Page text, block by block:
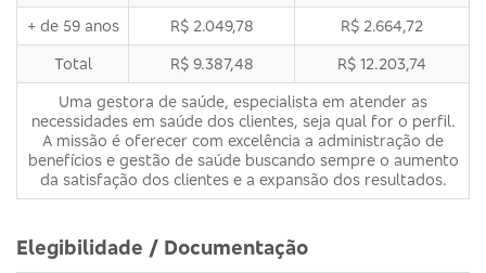
+ de 59 anos R$ 2.049,78 R$ 2.664,72
Total R$ 9.387,48 R$ 12.203,74
Uma gestora de saúde, especialista em atender as
necessidades em saúde dos clientes, seja qual for o perfil.
A missão é oferecer com excelência a administração de
benefícios e gestão de saúde buscando sempre o aumento
da satisfação dos clientes e a expansão dos resultados.
Elegibilidade / Documentação